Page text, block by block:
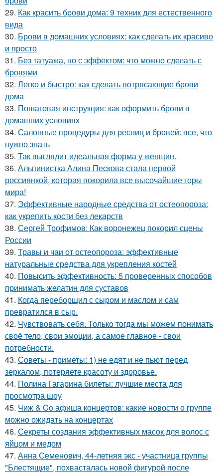
29. Как красить брови дома: 9 техник для естественного
вида
30. Брови в домашних условиях: как сделать их красиво
и просто
31. Без татуажа, но с эффектом: что можно сделать с
бровями
32. Легко и быстро: как сделать потрясающие брови
дома
33. Пошаговая инструкция: как оформить брови в
домашних условиях
34. Салонные процедуры для ресниц и бровей: все, что
нужно знать
35. Так выглядит идеальная форма у женщин.
36. Альпинистка Алина Пескова стала первой
россиянкой, которая покорила все высочайшие горы
мира!
37. Эффективные народные средства от остеопороза:
как укрепить кости без лекарств
38. Сергей Трофимов: Как воронежец покорил сцены
России
39. Травы и чаи от остеопороза: эффективные
натуральные средства для укрепления костей
40. Повысить эффективность: 5 проверенных способов
принимать желатин для суставов
41. Когда переборщил с сыром и маслом и сам
превратился в сыр.
42. Чувствовать себя. Только тогда мы можем понимать
своё тело, свои эмоции, а самое главное - свои
потребности.
43. Советы - приметы: 1) не едят и не пьют перед
зеркалом, потеряете красоту и здоровье.
44. Полина Гагарина билеты: лучшие места для
просмотра шоу
45. Чиж & Co афиша концертов: какие новости о группе
можно ожидать на концертах
46. Секреты создания эффективных масок для волос с
яйцом и медом
47. Анна Семенович, 44-летняя экс - участница группы
"Блестящие", похвасталась новой фигурой после